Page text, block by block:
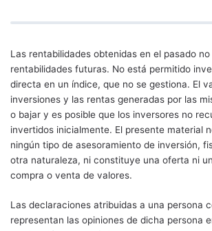
Las rentabilidades obtenidas en el pasado
rentabilidades futuras. No está permitido
directa en un índice, que no se gestiona. El
inversiones y las rentas generadas por las
o bajar y es posible que los inversores no
invertidos inicialmente. El presente material
ningún tipo de asesoramiento de inversión,
otra naturaleza, ni constituye una oferta ni
compra o venta de valores.
Las declaraciones atribuidas a una persona
representan las opiniones de dicha persona